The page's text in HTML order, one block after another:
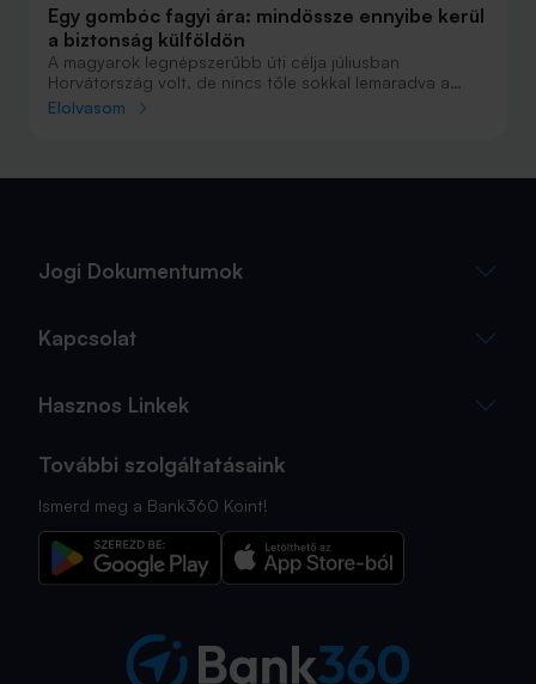
Egy gombóc fagyi ára: mindössze ennyibe kerül
a biztonság külföldön
A magyarok legnépszerűbb úti célja júliusban
Horvátország volt, de nincs tőle sokkal lemaradva a
júniust megnyerő Olaszország sem. A tengerparti
Elolvasom
Jogi Dokumentumok
Kapcsolat
Hasznos Linkek
További szolgáltatásaink
Ismerd meg a Bank360 Koint!